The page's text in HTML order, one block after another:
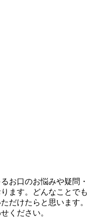
お口のお悩みや疑問・
ます。どんなことでも
だけたらと思います。
ください。